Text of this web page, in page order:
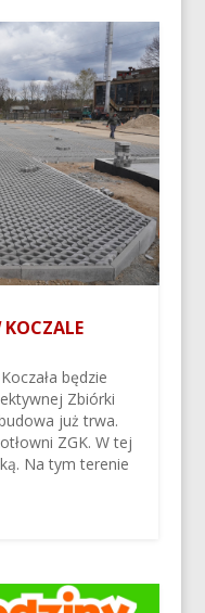
będzie
Zbiórki
już trwa.
ZGK. W tej
Na tym terenie